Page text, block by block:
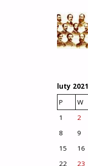
luty 2021
P
W
1
2
8
9
15
16
22
23